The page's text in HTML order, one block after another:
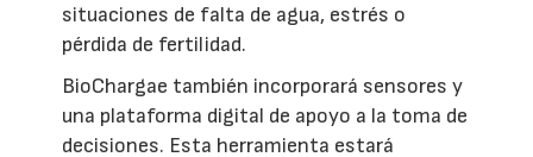
situaciones de falta de agua, estrés o
pérdida de fertilidad.
BioChargae también incorporará sensores y
una plataforma digital de apoyo a la toma de
decisiones. Esta herramienta estará